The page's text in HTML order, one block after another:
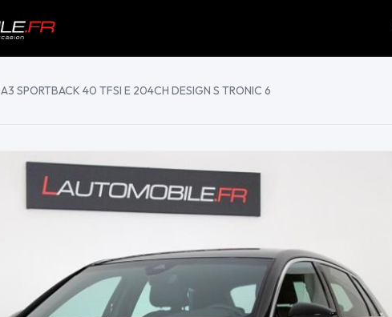
A3 SPORTBACK 40 TFSI E 204CH DESIGN S TRONIC 6